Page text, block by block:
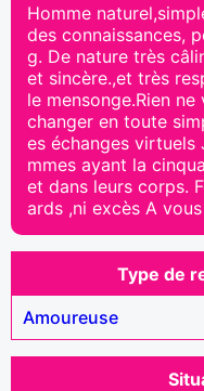
Homme
des connaissances,
g. De nature très
et sincère.,et très
le mensonge.Rien
changer en toute
es échanges
mmes ayant la
et dans leurs corps.
ards ,ni excès A
Type de
Amoureuse